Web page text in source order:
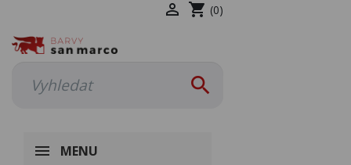
 shopping_cart (0)

MENU